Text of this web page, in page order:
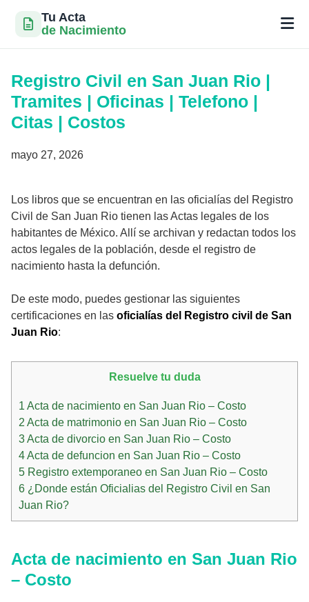
Tu Acta
de Nacimiento
contenido
Registro Civil en San Juan Rio |
Tramites | Oficinas | Telefono |
Citas | Costos
mayo 27, 2026
Los libros que se encuentran en las oficialías del Registro
Civil de San Juan Rio tienen las Actas legales de los
habitantes de México. Allí se archivan y redactan todos los
actos legales de la población, desde el registro de
nacimiento hasta la defunción.
De este modo, puedes gestionar las siguientes
certificaciones en las oficialías del Registro civil de San
Juan Rio:
Resuelve tu duda
1 Acta de nacimiento en San Juan Rio – Costo
2 Acta de matrimonio en San Juan Rio – Costo
3Acta de divorcio en San Juan Rio – Costo
4Acta de defuncion en San Juan Rio – Costo
5 Registro extemporaneo en San Juan Rio – Costo
6 ¿Donde están Oficialias del Registro Civil en San
Juan Rio?
Acta de nacimiento en San Juan Rio
– Costo